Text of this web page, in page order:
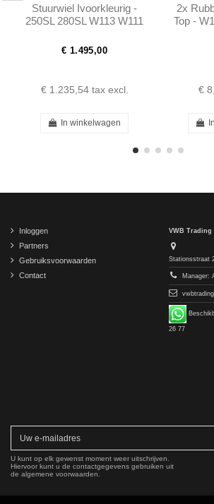
Stuurwiel Ivoorkleurig -
250SL 280SL W113 W111
€ 1.495,00
€ 1.235,54 tax excl.
In winkelwagen
2x
Top -
€
Inloggen
Partners
Gebruiksvoorwaarden
Contact
VWB Trading
Stationsstraat
Manager:
26 77
U kunt op elk gewenst moment weer uitschrijven.
Hiervoor kunt u de contactgegevens gebruiken uit
de algemene voorwaarden.